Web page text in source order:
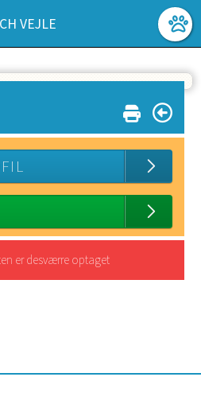
VEJLE
er desværre optaget